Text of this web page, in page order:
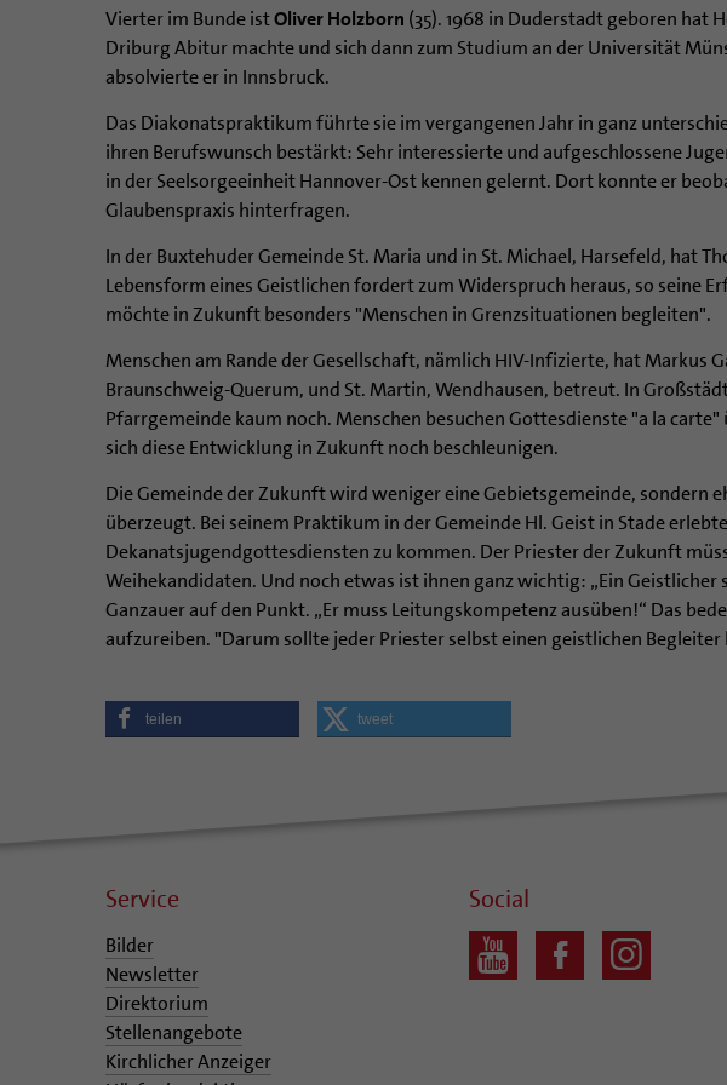
Vierter im Bunde istOliver Holzborn (35). 1968 in Duderstadt geboren hat
Driburg Abitur machte und sich dann zum Studium an der Universität
absolvierte er in Innsbruck.
Das Diakonatspraktikum führte sie im vergangenen Jahr in ganz
ihren Berufswunsch bestärkt: Sehr interessierte und aufgeschlossene
in der Seelsorgeeinheit Hannover-Ost kennen gelernt. Dort konnte er
Glaubenspraxis hinterfragen.
In der Buxtehuder Gemeinde St. Maria und in St. Michael, Harsefeld, hat
Lebensform eines Geistlichen fordert zum Widerspruch heraus, so seine
möchte in Zukunft besonders "Menschen in Grenzsituationen begleiten".
Menschen am Rande der Gesellschaft, nämlich HIV-Infizierte, hat
Braunschweig-Querum, und St. Martin, Wendhausen, betreut. In
Pfarrgemeinde kaum noch. Menschen besuchen Gottesdienste "a la
sich diese Entwicklung in Zukunft noch beschleunigen.
Die Gemeinde der Zukunft wird weniger eine Gebietsgemeinde, sondern
überzeugt. Bei seinem Praktikum in der Gemeinde Hl. Geist in Stade
Dekanatsjugendgottesdiensten zu kommen. Der Priester der Zukunft
Weihekandidaten. Und noch etwas ist ihnen ganz wichtig: „Ein
Ganzauer auf den Punkt. „Er muss Leitungskompetenz ausüben!“ Das
aufzureiben. "Darum sollte jeder Priester selbst einen geistlichen Begleiter
teilen tweet
Service
Bilder
Newsletter
Direktorium
Stellenangebote
Kirchlicher Anzeiger
Social